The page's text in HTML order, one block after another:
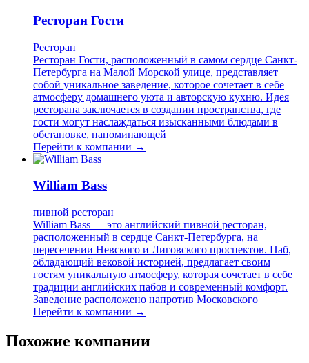
Ресторан Гости
Ресторан
Ресторан Гости, расположенный в самом сердце Санкт-
Петербурга на Малой Морской улице, представляет
собой уникальное заведение, которое сочетает в себе
атмосферу домашнего уюта и авторскую кухню. Идея
ресторана заключается в создании пространства, где
гости могут наслаждаться изысканными блюдами в
обстановке, напоминающей
Перейти к компании →
William Bass
пивной ресторан
William Bass — это английский пивной ресторан,
расположенный в сердце Санкт-Петербурга, на
пересечении Невского и Лиговского проспектов. Паб,
обладающий вековой историей, предлагает своим
гостям уникальную атмосферу, которая сочетает в себе
традиции английских пабов и современный комфорт.
Заведение расположено напротив Московского
Перейти к компании →
Похожие компании